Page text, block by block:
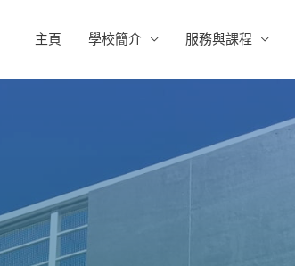
主頁 學校簡介 服務與課程